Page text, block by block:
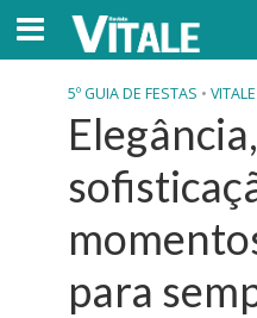
5º GUIA DE FESTAS •
Elegância,
para